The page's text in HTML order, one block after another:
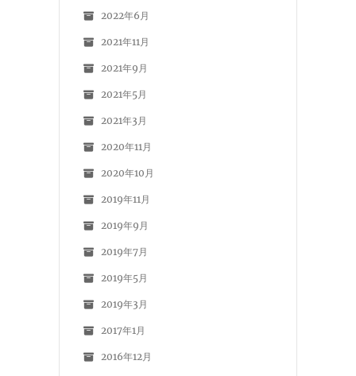
2022年6月
2021年11月
2021年9月
2021年5月
2021年3月
2020年11月
2020年10月
2019年11月
2019年9月
2019年7月
2019年5月
2019年3月
2017年1月
2016年12月